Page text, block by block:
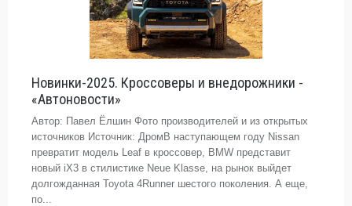
Новинки-2025. Кроссоверы и внедорожники -
«Автоновости»
Автор: Павел Ёлшин Фото производителей и из открытых
источников Источник: ДромВ наступающем году Nissan
превратит модель Leaf в кроссовер, BMW представит
новый iX3 в стилистике Neue Klasse, на рынок выйдет
долгожданная Toyota 4Runner шестого поколения. А еще,
по...